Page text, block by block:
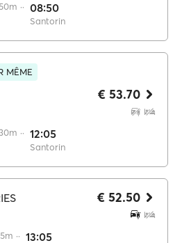
·· 08:50
Santorin
MÊME
·· 12:05
Santorin
€ 53.70
·· 13:05
€ 52.50